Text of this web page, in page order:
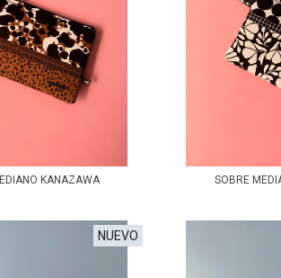
KANAZAWA SOBRE
NUEVO